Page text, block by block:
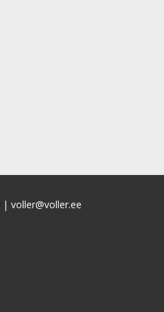
| voller@voller.ee